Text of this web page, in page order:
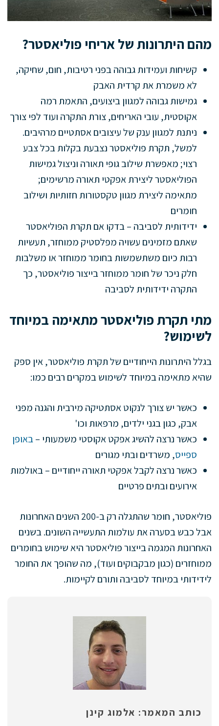
מהם היתרונות של אריחי פוליאסטר?
קשיחות ועמידות גבוהה בפני רטיבות, חום, שחיקה,
לא משמרת את קרדית האבק
גמישות גבוהה למגוון ביצועים, התאמת רמה
אקוסטית, עובי האריחים, צורת התקרה ועוד לפי צורך
ניתנת למגוון ענק של עיצובים אסתטיים מרהיבים.
למשל, תקרת פוליאסטר נצבעת בקלות בכל צבע
רצוי; מאפשרת שילוב גופי תאורה וניצול גמישות
הפוליאסטר ליצירת אפקטי תאורה מרשימים;
מתאימה ליצירת מגוון טקסטורות חזותיות ושילוב
חומרים
ידידותית לסביבה – בדקו אם תקרת הפוליאסטר
שאתם מזמינים עשויה מפלסטיק ממוחזר, תעשיות
רבות כיום משתשמשות בחומר ממוחזר או משלבות
חלק ניכר של חומר ממוחזר בייצור פוליאסטר, כך
התקרה ידידותית לסביבה
מתי תקרת פוליאסטר מתאימה במיוחד
לשימוש?
בגלל היתרונות הייחודיים של תקרת פוליאסטר, אין ספק
שהיא מתאימה במיוחד לשימוש במקרים רבים כמו:
כאשר יש צורך לנקוט אסתטיקה מירבית והגנה מפני
אבק, כגון בגני ילדים, מרפאות וכו'
כאשר נרצה להשיג אפקט אקוסטי משמעותי –באופן
ספייס, משרדים ובתי מגורים
כאשר נרצה לקבל אפקטי תאורה ייחודיים – באולמות
אירועים ובתים פרטיים
פוליאסטר, חומר שהתגלה רק ב-200 השנים האחרונות
אבל כבש בסערה את עולמות התעשייה השונים. בשנים
האחרונות המגמה בייצור פוליאסטר היא שימוש בחומרים
ממוחזרים (כגון מבקבוקים ועוד), מה שהופך את החומר
לידידותי במיוחד לסביבה ותורם לקיימות.
כותב המאמר: אלמוג קינן